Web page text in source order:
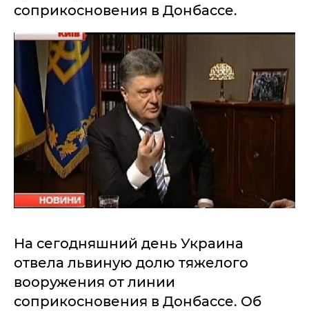
соприкосновения в Донбассе.
На сегодняшний день Украина
отвела львиную долю тяжелого
вооружения от линии
соприкосновения в Донбассе. Об